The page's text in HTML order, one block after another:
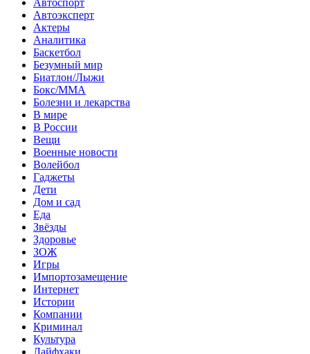
Автоэксперт
Актеры
Аналитика
Баскетбол
Безумный мир
Биатлон/Лыжи
Бокс/MMA
Болезни и лекарства
В мире
В России
Вещи
Военные новости
Волейбол
Гаджеты
Дети
Дом и сад
Еда
Звёзды
Здоровье
ЗОЖ
Игры
Импортозамещение
Интернет
Истории
Компании
Криминал
Культура
Лайфхаки